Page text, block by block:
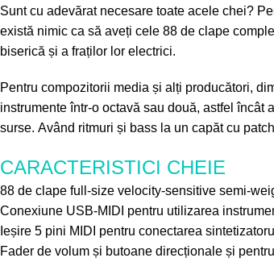
Sunt cu adevărat necesare toate acele chei?
există nimic ca să aveți cele 88 de clape
biserică și a fraților lor electrici.
Pentru compozitorii media și alți producători,
instrumente într-o octavă sau două, astfel încât
surse. Având ritmuri și bass la un capăt cu
CARACTERISTICI CHEIE
88 de clape full-size velocity-sensitive semi-
Conexiune USB-MIDI pentru utilizarea
Ieșire 5 pini MIDI pentru conectarea
Fader de volum și butoane direcționale și